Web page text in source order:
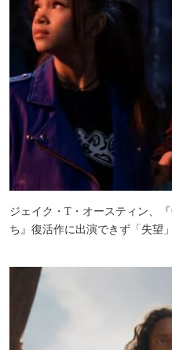
ジェイク・T・オースティン、
ち』復活作に出演できず「失望」